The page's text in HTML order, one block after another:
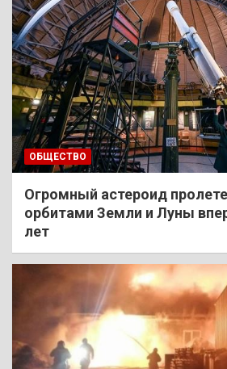
ОБЩЕСТВО
Огромный астероид
орбитами Земли и Луны
лет